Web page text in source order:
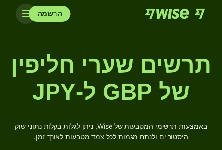
הרשמה
תרשים שערי חליפין
של GBP ל-JPY
באמצעות תרשימי המטבעות של Wise, ניתן לגלות בקלות נתוני שוק
היסטוריים ולנתח מגמות לכל צמד מטבעות לאורך זמן.